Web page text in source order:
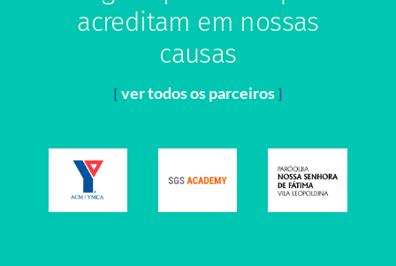
acreditam em nossas
causas
[ ver todos os parceiros]